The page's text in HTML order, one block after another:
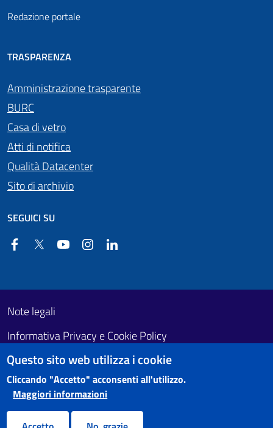
Redazione portale
TRASPARENZA
Amministrazione trasparente
BURC
Casa di vetro
Atti di notifica
Qualità Datacenter
Sito di archivio
SEGUICI SU
FacebookTwitter YouTube Instagram
Footer First
Useful links section
Note legali
Informativa Privacy e Cookie Policy
Obiettivi di accessibilità
Questo sito web utilizza i cookie
Cliccando "Accetto" acconsenti all'utilizzo.
Maggiori informazioni